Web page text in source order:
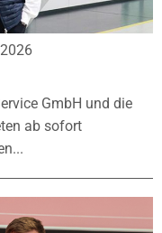
GmbH und die
ab sofort